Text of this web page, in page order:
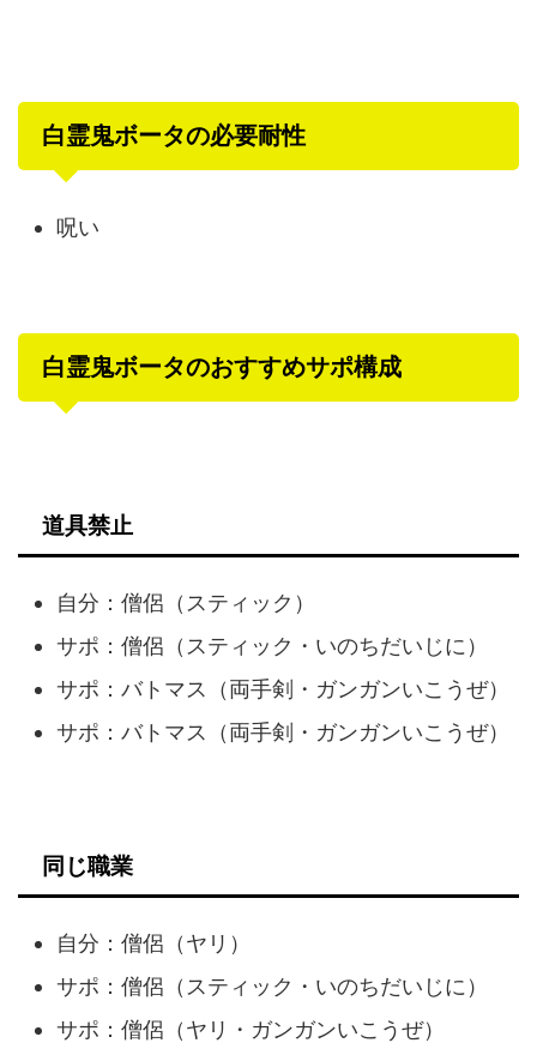
白霊鬼ボータの必要耐性
呪い
白霊鬼ボータのおすすめサポ構成
道具禁止
自分：僧侶（スティック）
サポ：僧侶（スティック・いのちだいじに）
サポ：バトマス（両手剣・ガンガンいこうぜ）
サポ：バトマス（両手剣・ガンガンいこうぜ）
同じ職業
自分：僧侶（ヤリ）
サポ：僧侶（スティック・いのちだいじに）
サポ：僧侶（ヤリ・ガンガンいこうぜ）